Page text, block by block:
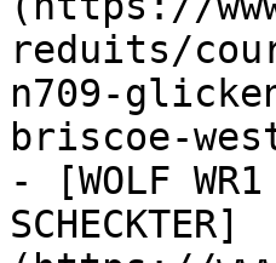
reduits/
n709-
briscoe-
- [WOLF
SCHECKTER]